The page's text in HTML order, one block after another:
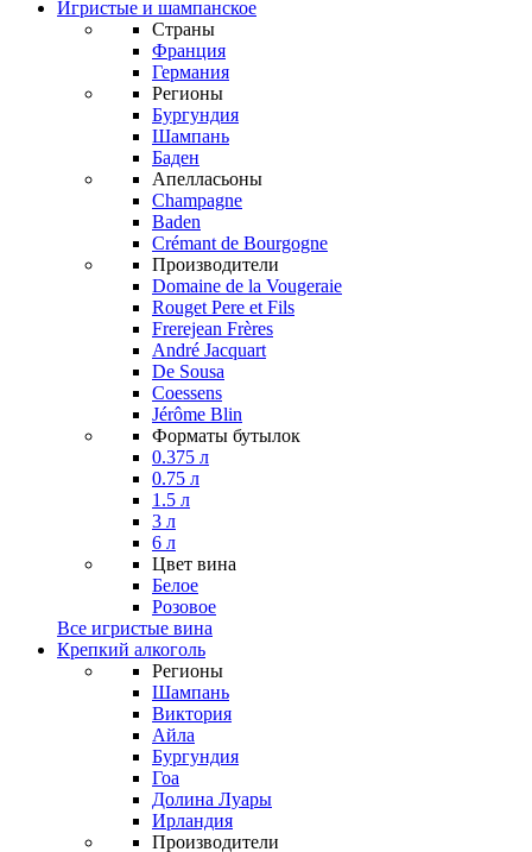
Игристые и шампанское
Страны
Франция
Германия
Регионы
Бургундия
Шампань
Баден
Апелласьоны
Champagne
Baden
Crémant de Bourgogne
Производители
Domaine de la Vougeraie
Rouget Pere et Fils
Frerejean Frères
André Jacquart
De Sousa
Coessens
Jérôme Blin
Форматы бутылок
0.375 л
0.75 л
1.5 л
3 л
6 л
Цвет вина
Белое
Розовое
Все игристые вина
Крепкий алкоголь
Регионы
Шампань
Виктория
Айла
Бургундия
Гоа
Долина Луары
Ирландия
Производители